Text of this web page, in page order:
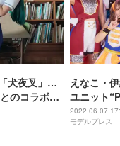
犬夜叉」…
のコラボコ
えなこ・
ユニット
エイプリ
のアイドル
2022.06.07
モデルプレス